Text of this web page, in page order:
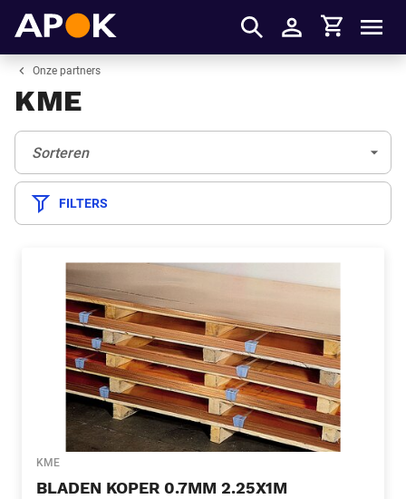
Inloggen
Winkelmandje
Onze partners
KME
Sorteren:
Sorteren
FILTERS
KME
BLADEN KOPER 0.7MM 2.25X1M